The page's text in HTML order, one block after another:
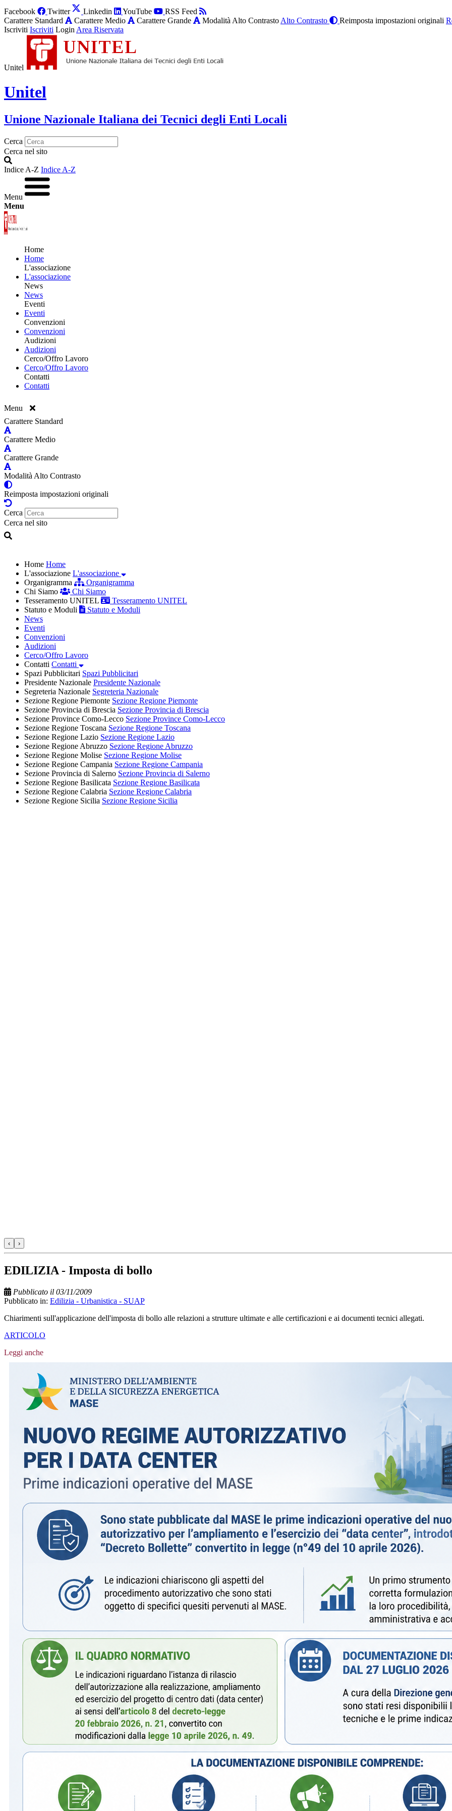
Facebook Twitter Linkedin YouTube
RSS Feed
Carattere Standard
Carattere Medio Carattere Grande Modalità Alto Contrasto Alto Contrasto Reimposta impostazioni originali
Iscriviti Iscriviti Login Area Riservata
Unitel
Unitel
Unione Nazionale Italiana dei Tecnici degli Enti Locali
Cerca
Cerca nel sito
Indice A-Z Indice A-Z
Menu
Menu
Home
Home
L'associazione
L'associazione
News
News
Eventi
Eventi
Convenzioni
Convenzioni
Audizioni
Audizioni
Cerco/Offro Lavoro
Cerco/Offro Lavoro
Contatti
Contatti
Menu
Carattere Standard
Carattere Medio
Carattere Grande
Modalità Alto Contrasto
Reimposta impostazioni originali
Cerca
Cerca nel sito
Home Home
L'associazione L'associazione
Organigramma
Organigramma
Chi Siamo
Chi Siamo
Tesseramento UNITEL
Tesseramento UNITEL
Statuto e Moduli
Statuto e Moduli
News
Eventi
Convenzioni
Audizioni
Cerco/Offro Lavoro
Contatti Contatti
Spazi Pubblicitari Spazi Pubblicitari
Presidente Nazionale Presidente Nazionale
Segreteria Nazionale Segreteria Nazionale
Sezione Regione Piemonte Sezione Regione Piemonte
Sezione Provincia di Brescia Sezione Provincia di Brescia
Sezione Province Como-Lecco Sezione Province Como-Lecco
Sezione Regione Toscana Sezione Regione Toscana
Sezione Regione Lazio Sezione Regione Lazio
Sezione Regione Abruzzo Sezione Regione Abruzzo
Sezione Regione Molise Sezione Regione Molise
Sezione Regione Campania Sezione Regione Campania
Sezione Provincia di Salerno Sezione Provincia di Salerno
Sezione Regione Basilicata Sezione Regione Basilicata
Sezione Regione Calabria Sezione Regione Calabria
Sezione Regione Sicilia Sezione Regione Sicilia
‹ ›
EDILIZIA - Imposta di bollo
Pubblicato il 03/11/2009
Pubblicato in: Edilizia - Urbanistica - SUAP
Chiarimenti sull'applicazione dell'imposta di bollo alle relazioni a strutture ultimate e alle certificazioni e ai documenti tecnici allegati.
ARTICOLO
Leggi anche